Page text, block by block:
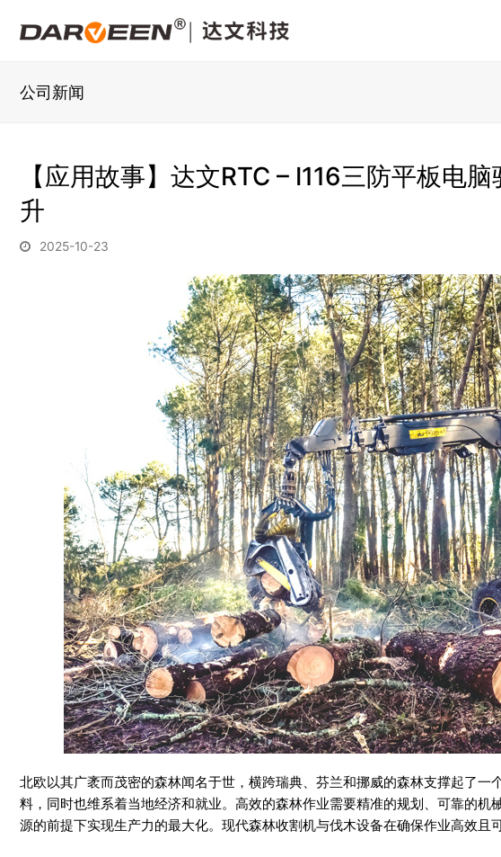
公司新闻
【应用故事】达文RTC – I116三防平板电
升
2025-10-23
北欧以其广袤而茂密的森林闻名于世，横跨瑞典、芬兰和挪威的森林支撑起了
料，同时也维系着当地经济和就业。高效的森林作业需要精准的规划、可靠的
源的前提下实现生产力的最大化。现代森林收割机与伐木设备在确保作业高效且